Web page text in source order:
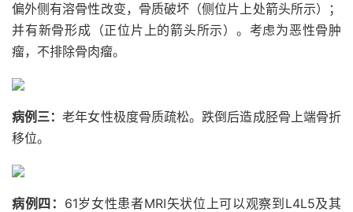
偏外侧有溶骨性改变，骨质破坏（侧位片上处箭头所示）；
并有新骨形成（正位片上的箭头所示）。考虑为恶性骨肿
瘤，不排除骨肉瘤。
病例三：老年女性极度骨质疏松。跌倒后造成胫骨上端骨折
移位。
病例四： 61岁女性患者MRI矢状位上可以观察到L4L5及其